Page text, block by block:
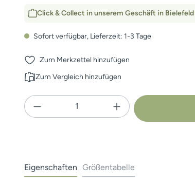
Click & Collect in unserem Geschäft in Bielefeld
Sofort verfügbar, Lieferzeit: 1-3 Tage
Zum Merkzettel hinzufügen
Zum Vergleich hinzufügen
Produkt Anzahl: Gib den
Eigenschaften Größentabelle